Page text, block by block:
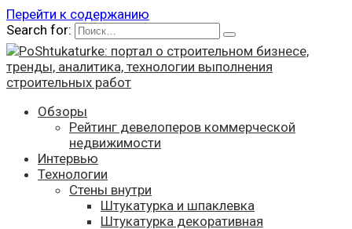
Перейти к содержанию
Search for:
Обзоры
Рейтинг девелоперов коммерческой
недвижимости
Интервью
Технологии
Стены внутри
Штукатурка и шпаклевка
Штукатурка декоративная